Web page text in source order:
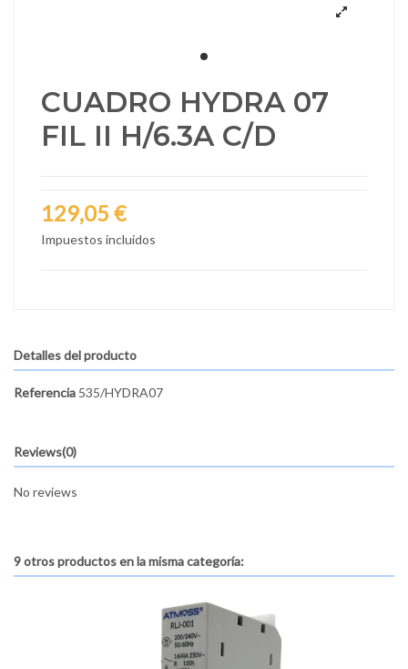
CUADRO HYDRA 07
FIL II H/6.3A C/D
129,05 €
Impuestos incluidos
Detalles del producto
Referencia 535/HYDRA07
Reviews(0)
No reviews
9 otros productos en la misma categoría: